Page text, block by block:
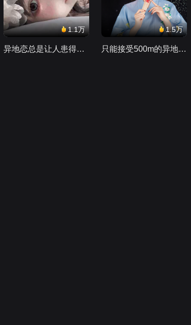
1.1万
异地恋总是让人患得患失。。。
1.5万
只能接受500m的异地恋，电动车没电了......